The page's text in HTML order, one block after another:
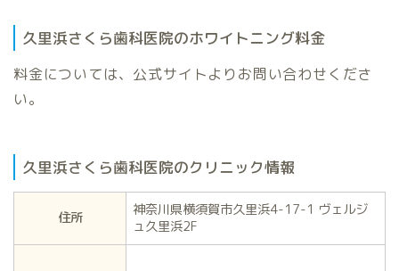
久里浜さくら歯科医院のホワイトニング料金
料金については、公式サイトよりお問い合わせくださ
い。
久里浜さくら歯科医院のクリニック情報
住所
神奈川県横須賀市久里浜4-17-1 ヴェルジ
ュ久里浜2F